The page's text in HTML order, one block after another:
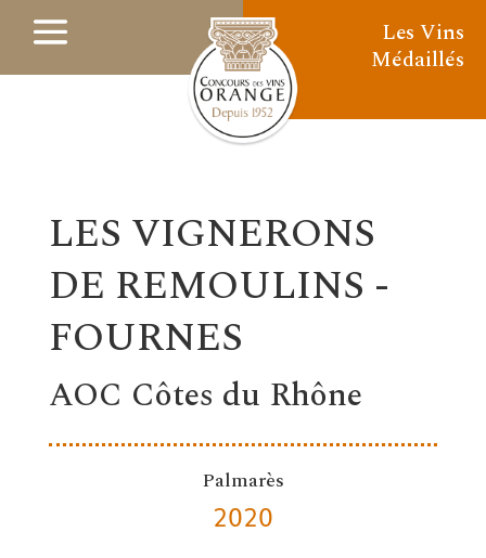
Les Vins
Médaillés
LES VIGNERONS
DE REMOULINS -
FOURNES
AOC Côtes du Rhône
Palmarès
2020